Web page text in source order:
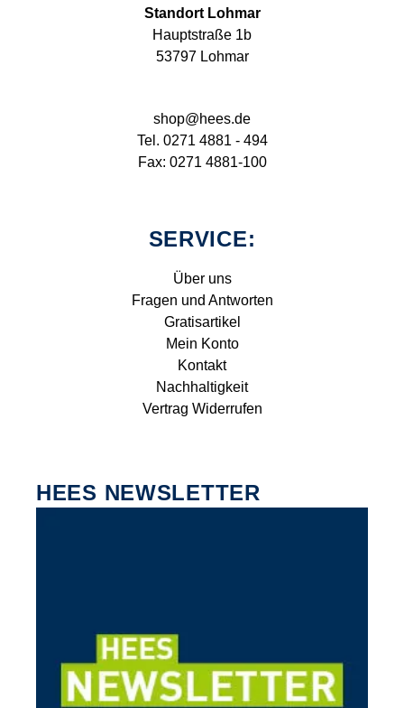
Standort Lohmar
Hauptstraße 1b
53797 Lohmar
shop@hees.de
Tel. 0271 4881 - 494
Fax: 0271 4881-100
SERVICE:
Über uns
Fragen und Antworten
Gratisartikel
Mein Konto
Kontakt
Nachhaltigkeit
Vertrag Widerrufen
HEES NEWSLETTER